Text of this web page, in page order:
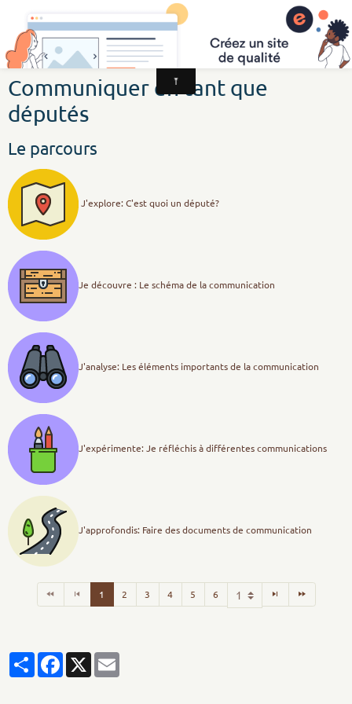
CSI Education aux Médias et à l'Information
Communiquer en tant que
députés
Le parcours
J'explore: C'est quoi un député?
Je découvre : Le schéma de la communication
J'analyse: Les éléments importants de la communication
J'expérimente: Je réfléchis à différentes communications
J'approfondis: Faire des documents de communication
1 2 3 4 5 6
PartagerFacebook
X